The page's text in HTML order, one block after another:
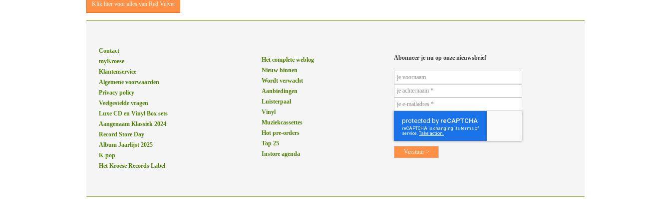
Klik hier voor alles van Red Velvet
Contact
myKroese
Klantenservice
Algemene voorwaarden
Privacy policy
Veelgestelde vragen
Luxe CD en Vinyl Box sets
Aangenaam Klassiek 2024
Record Store Day
Album Jaarlijst 2025
K-pop
Het Kroese Records Label
Het complete weblog
Nieuw binnen
Wordt verwacht
Aanbiedingen
Luisterpaal
Vinyl
Muziekcassettes
Hot pre-orders
Top 25
Instore agenda
Abonneer je nu op onze nieuwsbrief